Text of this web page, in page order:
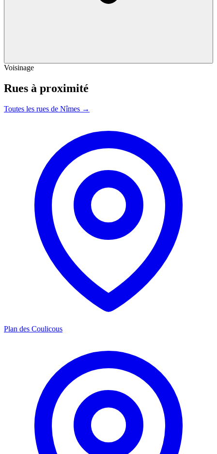
Voisinage
Rues à proximité
Toutes les rues de Nîmes →
Plan des Coulicous